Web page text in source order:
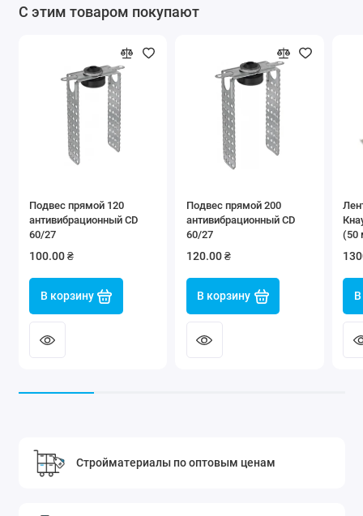
помещениях с повышенной влажностью, а также для
С этим товаром покупают
Подвес прямой 120
антивибрационный CD
60/27
100.00 ₴
В корзину
Подвес прямой 200
антивибрационный CD
60/27
120.00 ₴
В корзину
(50
Стройматериалы по оптовым ценам